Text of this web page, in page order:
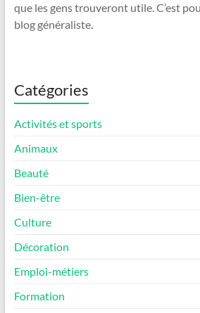
que les gens trouveront utile. C’est
blog généraliste.
Catégories
Activités et sports
Animaux
Beauté
Bien-être
Culture
Décoration
Emploi-métiers
Formation